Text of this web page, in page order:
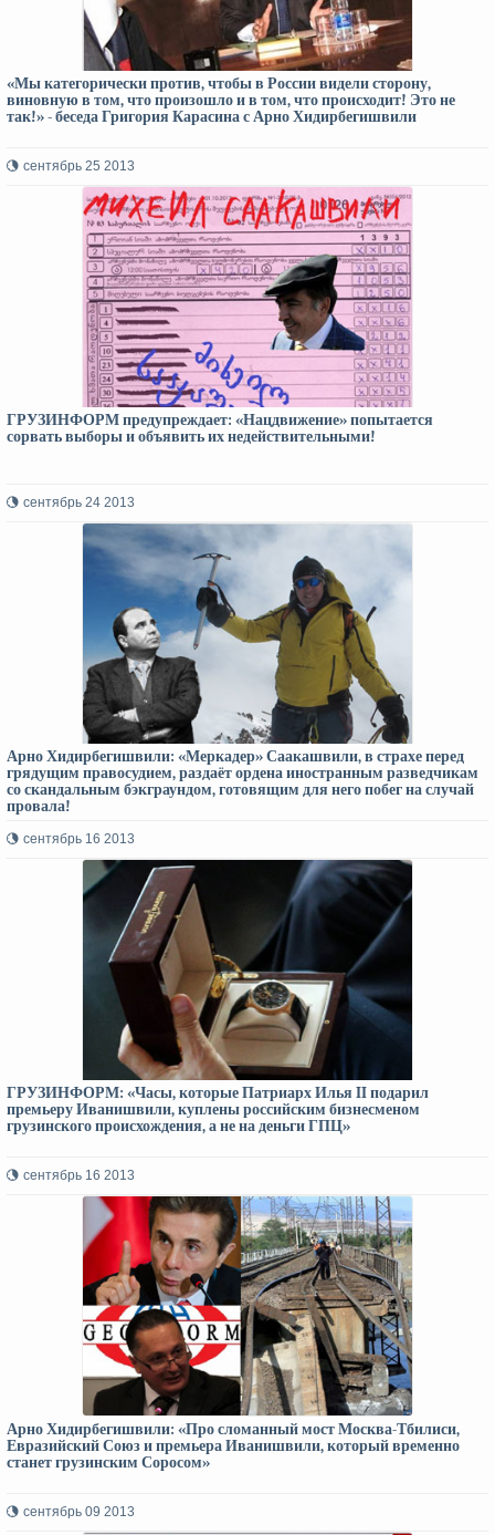
«Мы категорически против, чтобы в России видели сторону,
виновную в том, что произошло и в том, что происходит! Это не
так!» - беседа Григория Карасина с Арно Хидирбегишвили
сентябрь 25 2013
ГРУЗИНФОРМ предупреждает: «Нацдвижение» попытается
сорвать выборы и объявить их недействительными!
сентябрь 24 2013
Арно Хидирбегишвили: «Меркадер» Саакашвили, в страхе перед
грядущим правосудием, раздаёт ордена иностранным разведчикам
со скандальным бэкграундом, готовящим для него побег на случай
провала!
сентябрь 16 2013
ГРУЗИНФОРМ: «Часы, которые Патриарх Илья II подарил
премьеру Иванишвили, куплены российским бизнесменом
грузинского происхождения, а не на деньги ГПЦ»
сентябрь 16 2013
Арно Хидирбегишвили: «Про сломанный мост Москва-Тбилиси,
Евразийский Союз и премьера Иванишвили, который временно
станет грузинским Соросом»
сентябрь 09 2013